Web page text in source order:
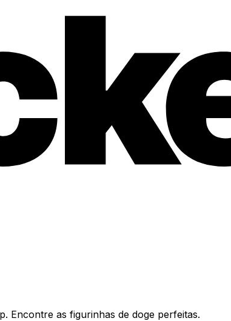
Encontre as figurinhas de doge perfeitas.